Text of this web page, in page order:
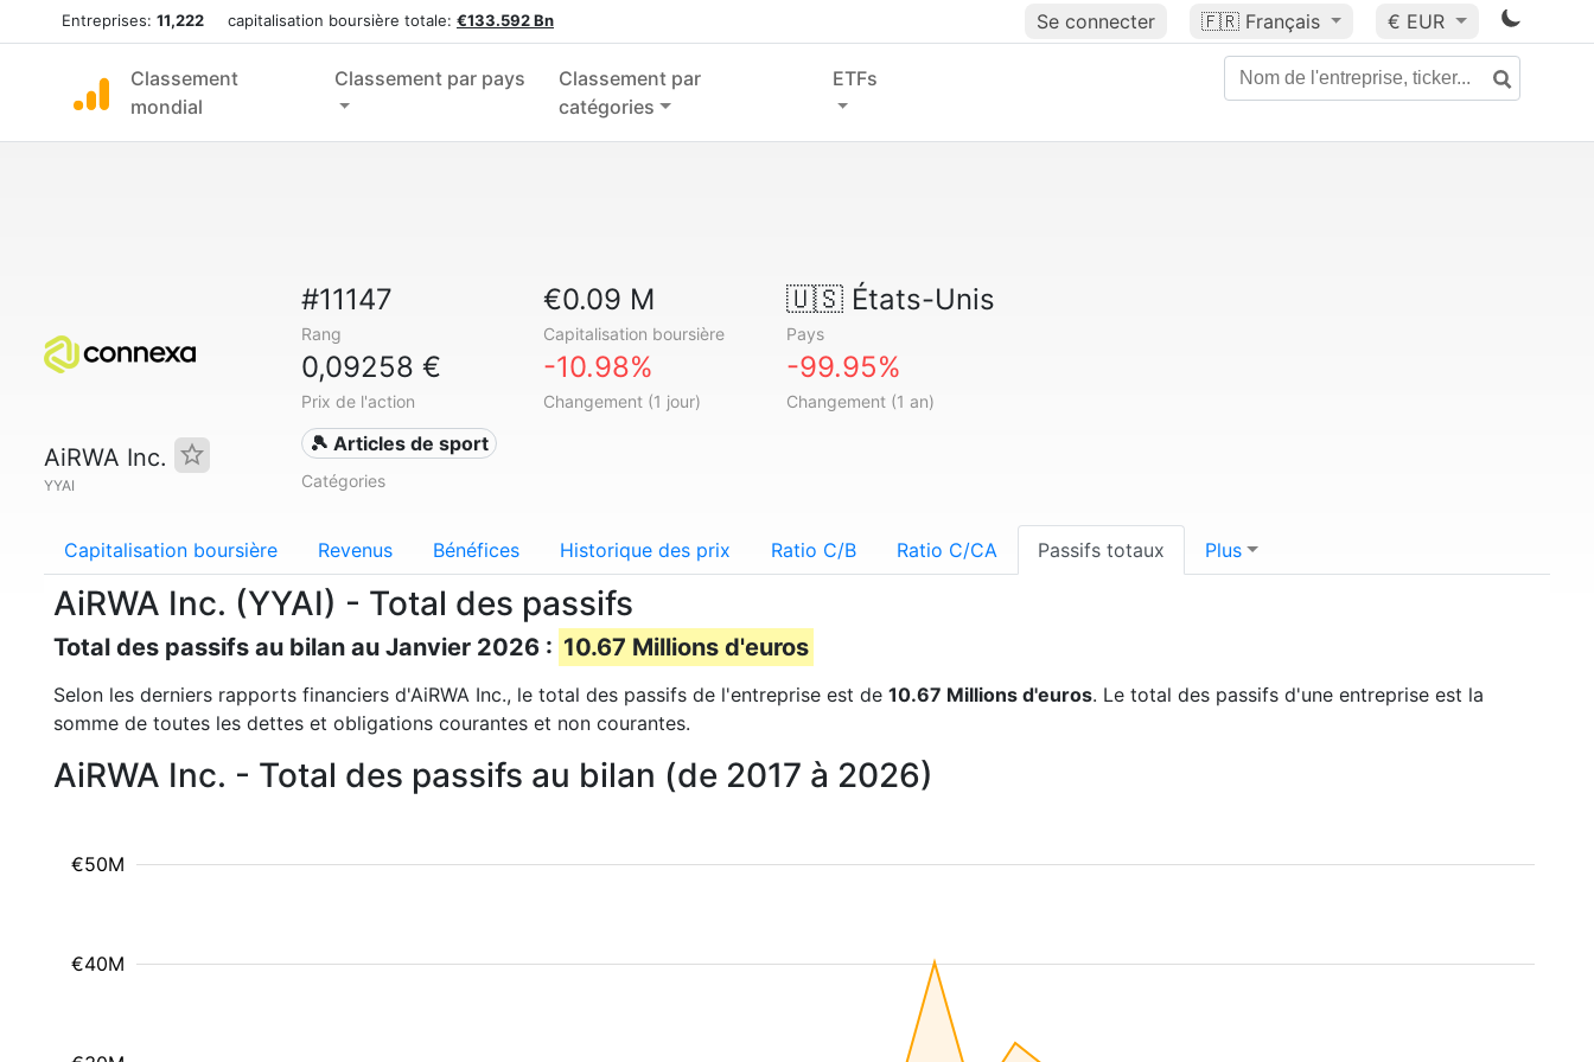
Entreprises: 11,222 capitalisation boursière totale: €133.592 Bn Se connecter 🇫🇷 Français € EUR
Classement
mondial
Classement par pays
Classement par
catégories
ETFs
AiRWA Inc.
YYAI
#11147
Rang
€0.09 M
Capitalisation boursière
🇺🇸États-Unis
Pays
0,09258 €
Prix de l'action
-10.98%
Changement (1 jour)
-99.95%
Changement (1 an)
🎾 Articles de sport
Catégories
Capitalisation boursière Revenus Bénéfices Historique des prix Ratio C/B Ratio C/CA Passifs totaux Plus
AiRWA Inc. (YYAI) - Total des passifs
Total des passifs au bilan au Janvier 2026 : 10.67 Millions d'euros
Selon les derniers rapports financiers d'AiRWA Inc., le total des passifs de l'entreprise est de 10.67 Millions d'euros. Le total des passifs d'une entreprise est la
somme de toutes les dettes et obligations courantes et non courantes.
AiRWA Inc. - Total des passifs au bilan (de 2017 à 2026)
€40M
€50M